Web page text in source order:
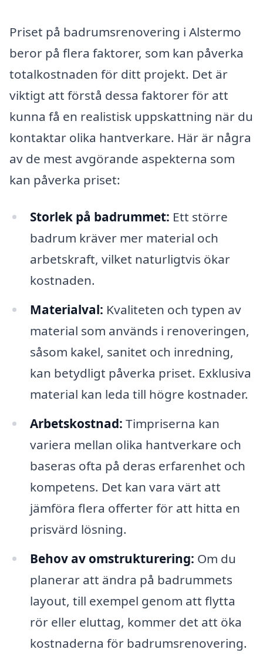
Priset på badrumsrenovering i Alstermo
beror på flera faktorer, som kan påverka
totalkostnaden för ditt projekt. Det är
viktigt att förstå dessa faktorer för att
kunna få en realistisk uppskattning när du
kontaktar olika hantverkare. Här är några
av de mest avgörande aspekterna som
kan påverka priset:
Storlek på badrummet: Ett större
badrum kräver mer material och
arbetskraft, vilket naturligtvis ökar
kostnaden.
Materialval: Kvaliteten och typen av
material som används i renoveringen,
såsom kakel, sanitet och inredning,
kan betydligt påverka priset. Exklusiva
material kan leda till högre kostnader.
Arbetskostnad: Timpriserna kan
variera mellan olika hantverkare och
baseras ofta på deras erfarenhet och
kompetens. Det kan vara värt att
jämföra flera offerter för att hitta en
prisvärd lösning.
Behov av omstrukturering: Om du
planerar att ändra på badrummets
layout, till exempel genom att flytta
rör eller eluttag, kommer det att öka
kostnaderna för badrumsrenovering.